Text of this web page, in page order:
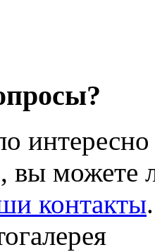
можете
контакты.